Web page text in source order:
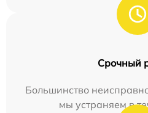
Срочный
Большинство
мы устраняем в